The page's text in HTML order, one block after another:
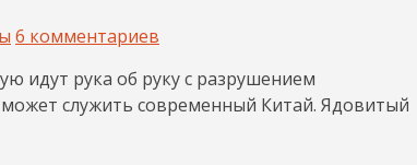
6 комментариев
идут рука об руку с разрушением
служить современный Китай. Ядовитый